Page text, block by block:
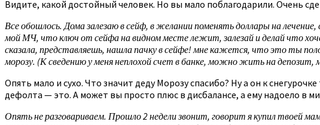
Видите, какой достойный человек. Но вы мало поблагодарили. Очень
Все обошлось. Дома залезаю в сейф, в желании поменять доллары на
мой МЧ, что ключ от сейфа на видном месте лежит, залезай и делай что
сказала, представляешь, нашла пачку в сейфе! мне кажется, что это ты
морозу. (К сведению у меня неплохой счет в банке, можно жить на депозит,
Опять мало и сухо. Что значит деду Морозу спасибо? Ну а он к
дефолта — это. А может вы просто плюс в дисбалансе, а ему надоело в
Опять не разговариваем. Прошло 2 недели звонит, говорит я купил твоей